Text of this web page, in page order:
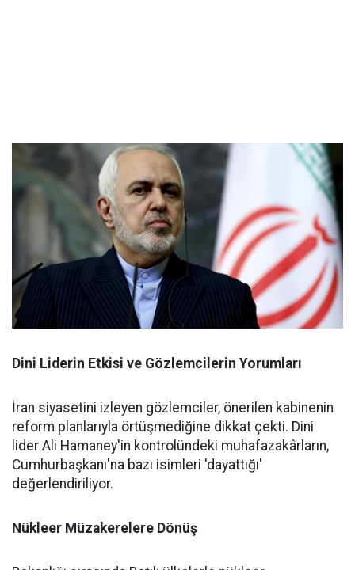
Dini Liderin Etkisi ve Gözlemcilerin Yorumları
İran siyasetini izleyen gözlemciler, önerilen kabinenin
reform planlarıyla örtüşmediğine dikkat çekti. Dini
lider Ali Hamaney'in kontrolündeki muhafazakârların,
Cumhurbaşkanı'na bazı isimleri 'dayattığı'
değerlendiriliyor.
Nükleer Müzakerelere Dönüş